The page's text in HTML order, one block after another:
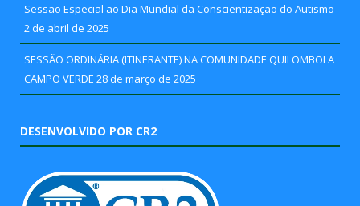
Sessão Especial ao Dia Mundial da Conscientização do Autismo
2 de abril de 2025
SESSÃO ORDINÁRIA (ITINERANTE) NA COMUNIDADE QUILOMBOLA
CAMPO VERDE 28 de março de 2025
DESENVOLVIDO POR CR2